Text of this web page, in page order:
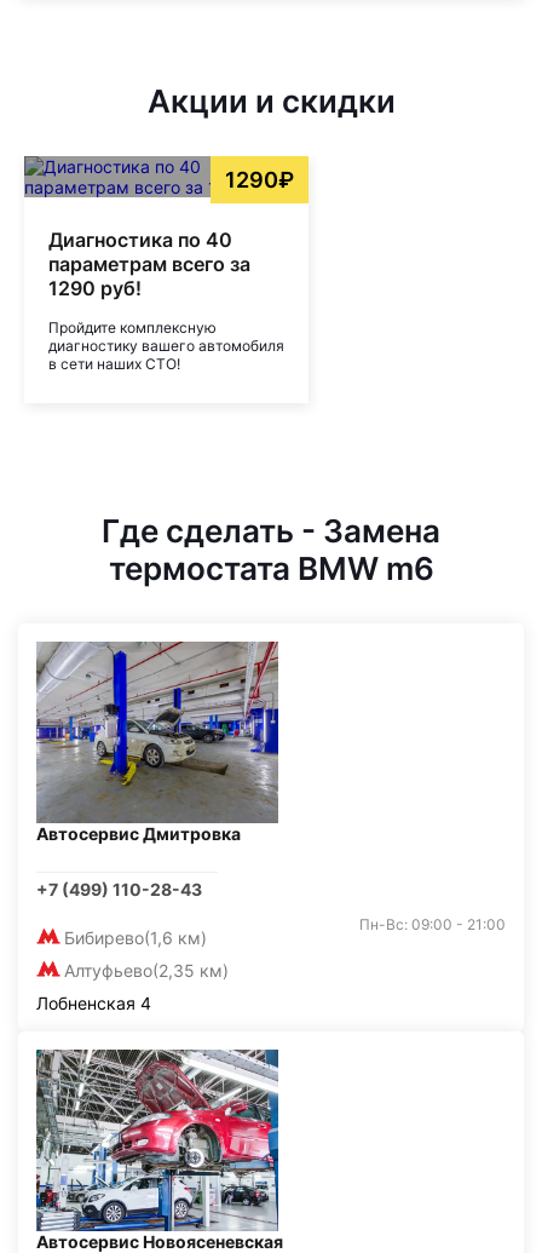
Акции и скидки
1290₽
Диагностика по 40
параметрам всего за
1290 руб!
Пройдите комплексную
диагностику вашего автомобиля
в сети наших СТО!
Где сделать - Замена
термостата BMW m6
Автосервис Дмитровка
+7 (499) 110-28-43
Бибирево(1,6 км)
Алтуфьево(2,35 км)
Пн-Вс: 09:00 - 21:00
Лобненская 4
Автосервис Новоясеневская